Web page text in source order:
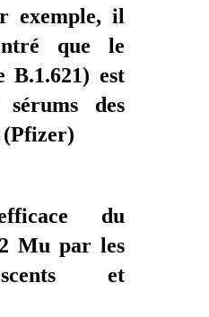
exemple, il
que le
est
des
(Pfizer)
du
Mu par les
et